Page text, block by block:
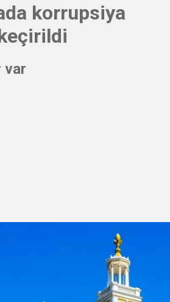
korrupsiya
var